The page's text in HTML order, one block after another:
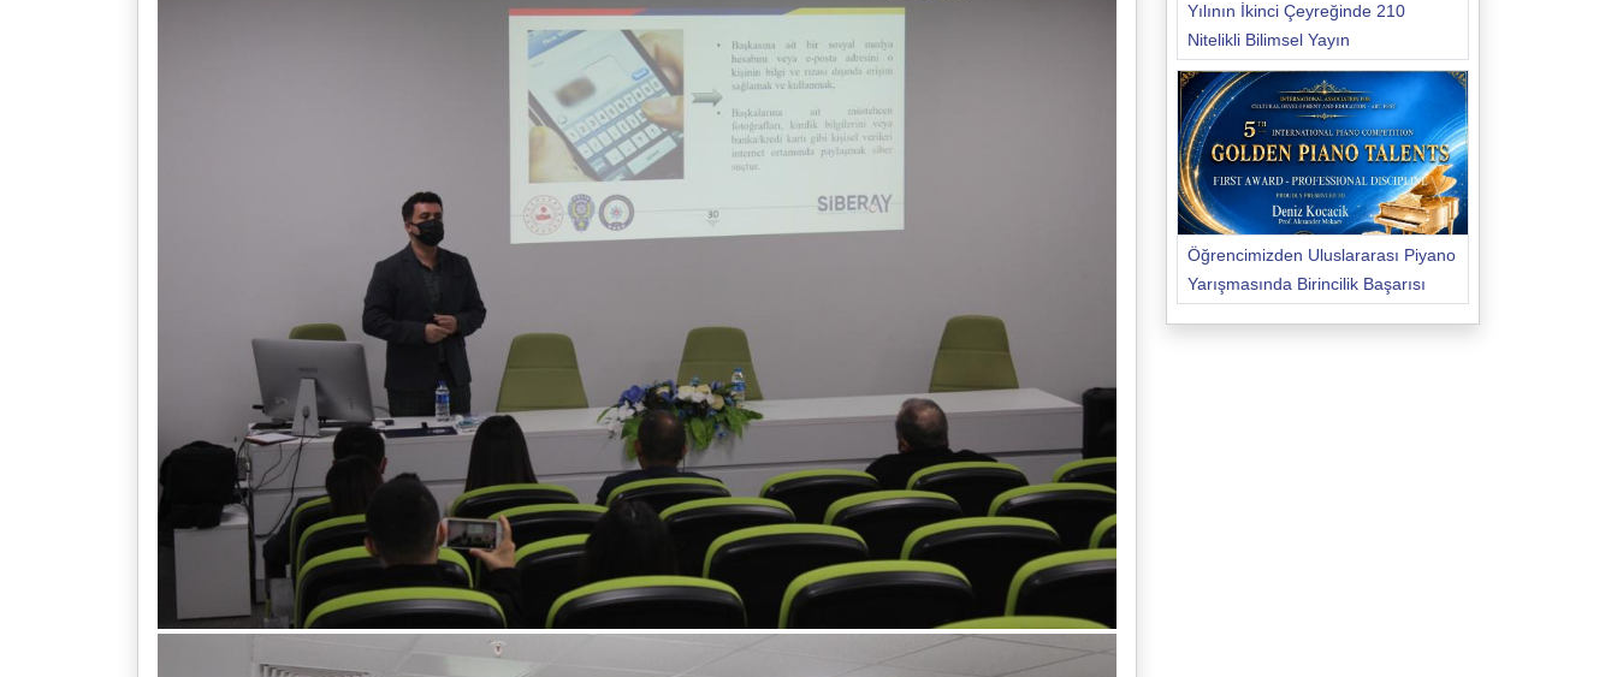
Yılının İkinci Çeyreğinde 210
Nitelikli Bilimsel Yayın
Öğrencimizden Uluslararası Piyano
Yarışmasında Birincilik Başarısı